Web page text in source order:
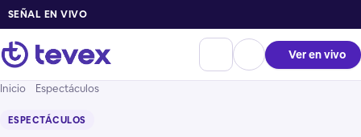
SEÑAL EN VIVO
Ver en vivo
Inicio Espectáculos
ESPECTÁCULOS